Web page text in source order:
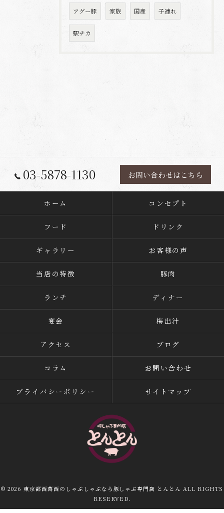
アグー豚 家族 国産 子連れ
駅チカ
03-5878-1130 お問い合わせはこちら
ホーム コンセプト
フード ドリンク
ギャラリー お客様の声
当店の特徴 豚肉
ランチ ディナー
宴会 梅出汁
アクセス ブログ
コラム お問い合わせ
プライバシーポリシー サイトマップ
© 2026 東京都西葛西のしゃぶしゃぶなら豚しゃぶ専門店 とんとん ALL RIGHTS
RESERVED.